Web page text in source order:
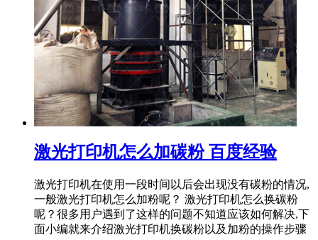
激光打印机怎么加碳粉 百度经验
激光打印机在使用一段时间以后会出现没有碳粉的情况,
一般激光打印机怎么加粉呢？ 激光打印机怎么换碳粉
呢？很多用户遇到了这样的问题不知道应该如何解决,下
面小编就来介绍激光打印机换碳粉以及加粉的操作步骤